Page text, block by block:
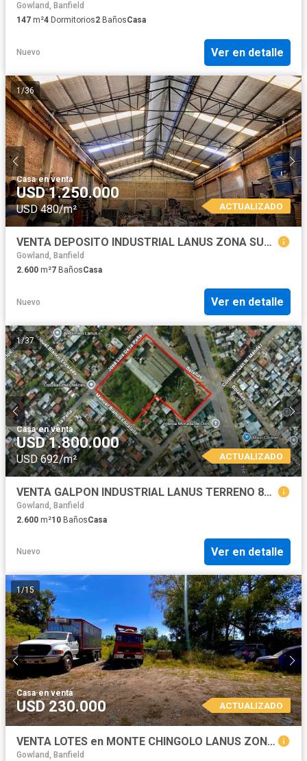
Gowland, Banfield
147 m²4 Dormitorios2 BañosCasa
Nuevo Ver en detalle
1/36
Casa·en venta
USD 1.250.000
USD 480/m² ACTUALIZADO
VENTA DEPOSITO INDUSTRIAL LANUS ZONA SUR 3000 M2 ex FABRICA METALURGICA
Gowland, Banfield
2.600 m²7 BañosCasa
Nuevo Ver en detalle
1/37
Casa·en venta
USD 1.800.000
USD 692/m² ACTUALIZADO
VENTA GALPON INDUSTRIAL LANUS TERRENO 8500m2 Y FABRICA 2600m2, en BLOQUE o SEPARADO
Gowland, Banfield
2.600 m²10 BañosCasa
Nuevo Ver en detalle
1/15
Casa·en venta
USD 230.000 ACTUALIZADO
VENTA LOTES en MONTE CHINGOLO LANUS ZONA SUR 2338m2 DE TERRENO
Gowland, Banfield